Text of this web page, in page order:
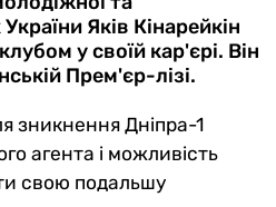
Яків Кінарейкін
у своїй кар'єрі. Він
Прем'єр-лізі.
зникнення Дніпра-1
агента і можливість
свою подальшу